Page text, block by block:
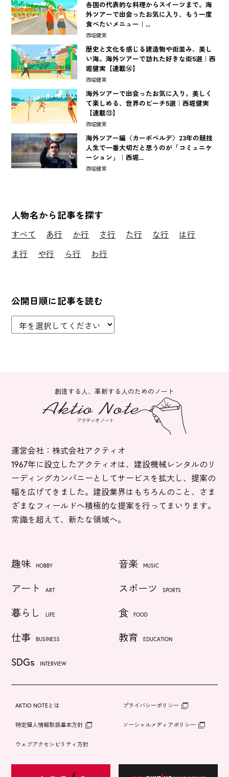
各国の代表的な料理からスイーツまで。海
外ツアーで出会ったお気に入り、もう一度
食べたいメニュー｜...
西堀健実
歴史と文化を感じる建造物や街並み、美し
い海。海外ツアーで訪れた好きな街5選｜西
堀健実【連載⑭】
西堀健実
海外ツアーで出会ったお気に入り。美しく
て楽しめる、世界のビーチ5選｜西堀健実
【連載⑬】
西堀健実
海外ツアー編〈カーボベルデ〉23年の競技
人生で一番大切だと思うのが「コミュニケ
ーション」｜西堀...
西堀健実
人物名から記事を探す
すべて あ行 か行 さ行 た行 な行
は行
ま行
や行 ら行 わ行
公開日順に記事を読む
創造する人、革新する人のためのノート
運営会社：株式会社アクティオ
1967年に設立したアクティオは、建設機械レンタルのリ
ーディングカンパニーとしてサービスを拡大し、提案の
幅を広げてきました。建設業界はもちろんのこと、さま
ざまなフィールドへ積極的な提案を行ってまいります。
常識を超えて、新たな領域へ。
趣味 HOBBY 音楽 MUSIC
アート ART スポーツ SPORTS
暮らし LIFE 食 FOOD
仕事 BUSINESS 教育 EDUCATION
SDGs INTERVIEW
AKTIO NOTEとは プライバシーポリシー
特定個人情報取扱基本方針 ソーシャルメディアポリシー
ウェブアクセシビリティ方針